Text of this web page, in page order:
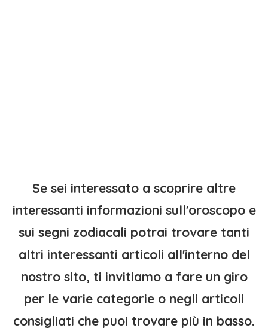
Se sei interessato a scoprire altre
interessanti informazioni sull'oroscopo e
sui segni zodiacali potrai trovare tanti
altri interessanti articoli all'interno del
nostro sito, ti invitiamo a fare un giro
per le varie categorie o negli articoli
consigliati che puoi trovare più in basso.